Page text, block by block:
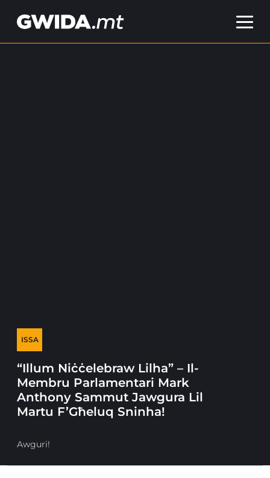
ISSA
“Illum Niċċelebraw Lilha” – Il-
Membru Parlamentari Mark
Anthony Sammut Jawgura Lil
Martu F’Għeluq Sninha!
Awguri!